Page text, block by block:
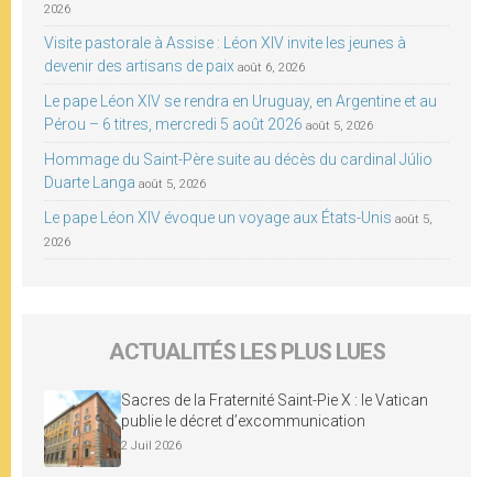
2026
Visite pastorale à Assise : Léon XIV invite les jeunes à
devenir des artisans de paix août 6, 2026
Le pape Léon XIV se rendra en Uruguay, en Argentine et au
Pérou – 6 titres, mercredi 5 août 2026 août 5, 2026
Hommage du Saint-Père suite au décès du cardinal Júlio
Duarte Langa août 5, 2026
Le pape Léon XIV évoque un voyage aux États-Unis août 5,
2026
ACTUALITÉS LES PLUS LUES
Sacres de la Fraternité Saint-Pie X : le Vatican
publie le décret d’excommunication
2 Juil 2026